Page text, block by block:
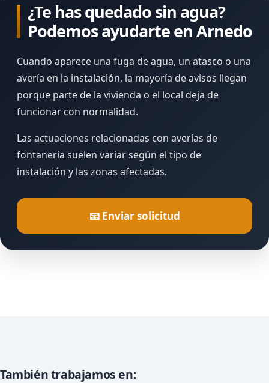
¿Te has quedado sin agua?
Podemos ayudarte en Arnedo
Cuando aparece una fuga de agua, un atasco o una
avería en la instalación, la mayoría de avisos llegan
porque parte de la vivienda o el local deja de
funcionar con normalidad.
Las actuaciones relacionadas con averías de
fontanería suelen variar según el tipo de
instalación y las zonas afectadas.
📧 Enviar solicitud
También trabajamos en: